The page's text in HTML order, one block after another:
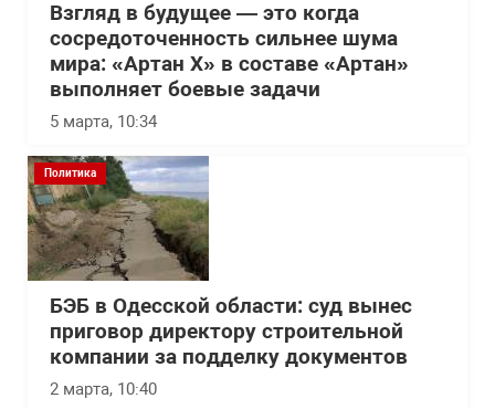
Взгляд в будущее — это когда
сосредоточенность сильнее шума
мира: «Артан Х» в составе «Артан»
выполняет боевые задачи
5 марта, 10:34
Политика
БЭБ в Одесской области: суд вынес
приговор директору строительной
компании за подделку документов
2 марта, 10:40